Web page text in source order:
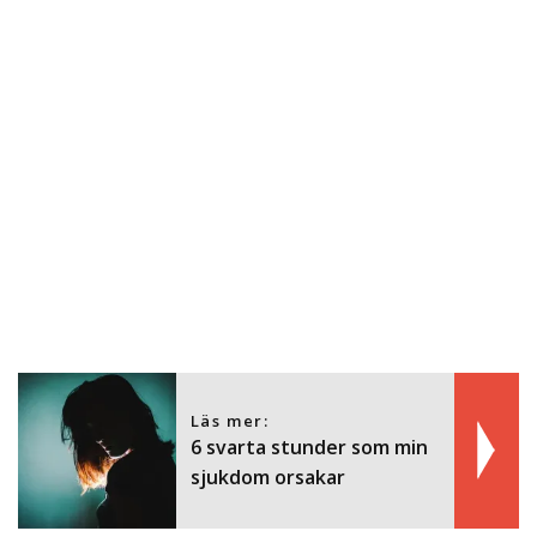
Läs mer:
6 svarta stunder som min
sjukdom orsakar